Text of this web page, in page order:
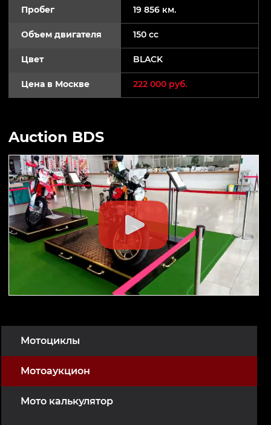
Мотоциклы
Мотоаукцион
Мото калькулятор
Пробег 19 856 км.
Объем двигателя 150 cc
Цвет BLACK
Цена в Москве 222 000 руб.
Auction BDS